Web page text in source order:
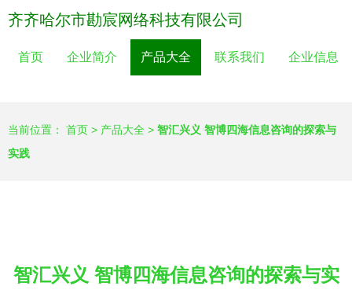
齐齐哈尔市勘宸网络科技有限公司
首页 企业简介 产品大全 联系我们 企业信息
当前位置： 首页 > 产品大全 > 智汇兴义 智博四海信息咨询的探索与
实践
智汇兴义 智博四海信息咨询的探索与实